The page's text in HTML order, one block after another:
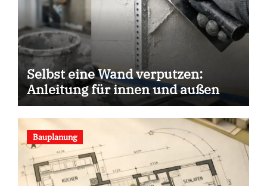
Selbst eine Wand verputzen:
Anleitung für innen und außen
Bauplanung